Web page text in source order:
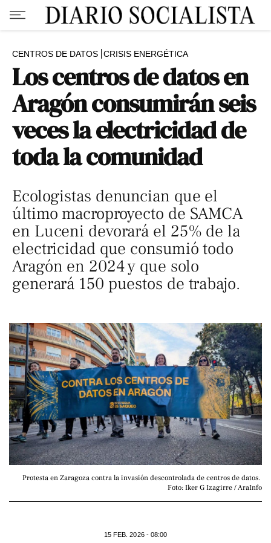
CENTROS DE DATOS CRISIS ENERGÉTICA
Los centros de datos en
Aragón consumirán seis
veces la electricidad de
toda la comunidad
Ecologistas denuncian que el
último macroproyecto de SAMCA
en Luceni devorará el 25% de la
electricidad que consumió todo
Aragón en 2024 y que solo
generará 150 puestos de trabajo.
Protesta en Zaragoza contra la invasión descontrolada de centros de datos.
Foto: Iker G Izagirre / AraInfo
15 FEB. 2026 - 08:00